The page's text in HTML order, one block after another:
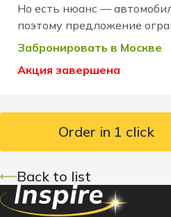
Но есть нюанс —
поэтому предложение
Забронировать в Москве
Акция завершена
Order in 1 click
Back to list